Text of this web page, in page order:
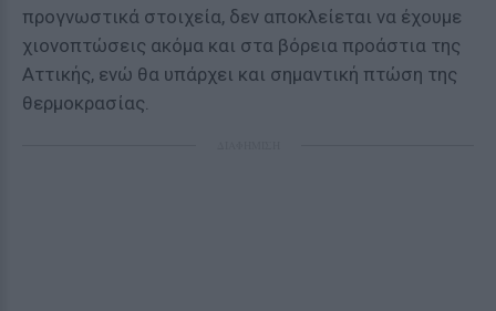
προγνωστικά στοιχεία, δεν αποκλείεται να έχουμε
χιονοπτώσεις ακόμα και στα βόρεια προάστια της
Αττικής, ενώ θα υπάρχει και σημαντική πτώση της
θερμοκρασίας.